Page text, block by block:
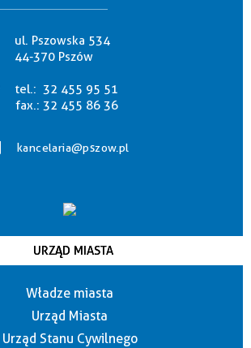
ul. Pszowska 534
44-370 Pszów
tel.: 32 455 95 51
fax.: 32 455 86 36
kancelaria@pszow.pl
URZĄD MIASTA
Władze miasta
Urząd Miasta
Urząd Stanu Cywilnego